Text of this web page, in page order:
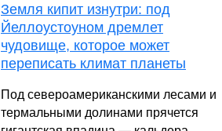
Земля кипит изнутри: под
Йеллоустоуном дремлет
чудовище, которое может
переписать климат планеты
Под североамериканскими лесами и
термальными долинами прячется